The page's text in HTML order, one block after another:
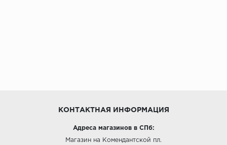
КОНТАКТНАЯ ИНФОРМАЦИЯ
Адреса магазинов в СПб:
Магазин на Комендантской пл.